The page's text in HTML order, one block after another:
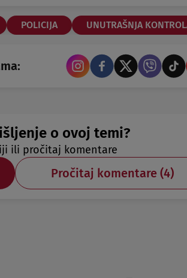
POLICIJA UNUTRAŠNJA
o ovoj temi?
ili pročitaj komentare
Pročitaj komentare (4)